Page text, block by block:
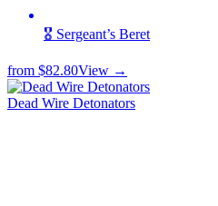
🎖️ Sergeant’s Beret
from $82.80View →
Dead Wire Detonators